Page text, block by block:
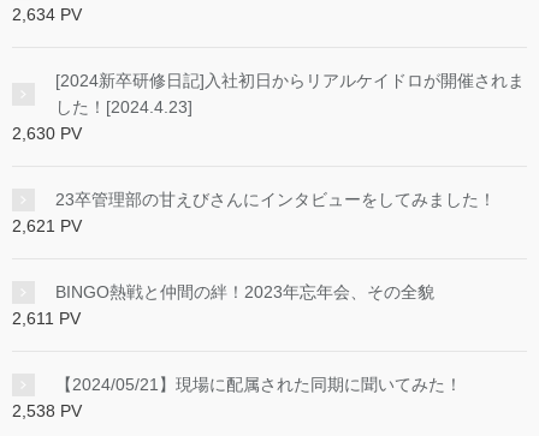
2,634 PV
[2024新卒研修日記]入社初日からリアルケイドロが開催されま
した！[2024.4.23]
2,630 PV
23卒管理部の甘えびさんにインタビューをしてみました！
2,621 PV
BINGO熱戦と仲間の絆！2023年忘年会、その全貌
2,611 PV
【2024/05/21】現場に配属された同期に聞いてみた！
2,538 PV